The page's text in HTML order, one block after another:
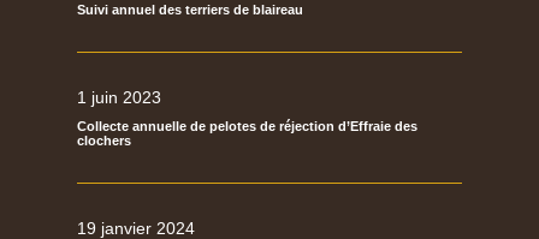
Suivi annuel des terriers de blaireau
1 juin 2023
Collecte annuelle de pelotes de réjection d’Effraie des
clochers
19 janvier 2024